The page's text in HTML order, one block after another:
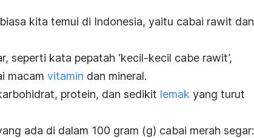
kita temui di Indonesia, yaitu cabai rawit dan
seperti kata pepatah ‘kecil-kecil cabe rawit’,
macam vitamin dan mineral.
protein, dan sedikit lemak yang turut
ada di dalam 100 gram (g) cabai merah segar: